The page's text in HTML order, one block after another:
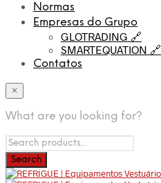
Normas
Empresas do Grupo
GLOTRADING 🔗
SMARTEQUATION 🔗
Contatos
×
What are you looking for?